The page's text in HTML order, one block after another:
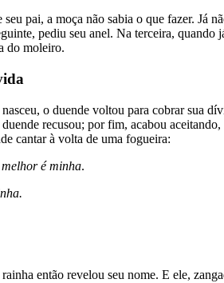
pai, a moça não sabia o que fazer. Já
pediu seu anel. Na terceira,
do moleiro.
o duende voltou para cobrar sua
recusou; por fim, acabou
cantar à volta de uma fogueira:
é minha.
então revelou seu nome. E ele,